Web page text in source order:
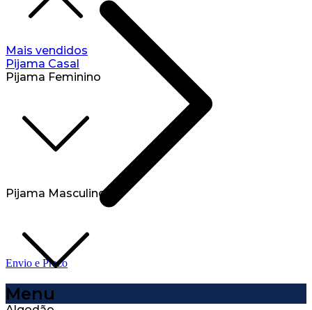
Mais vendidos
Pijama Casal
Pijama Feminino
Pijama Masculino
Envio e Prazo
Menu